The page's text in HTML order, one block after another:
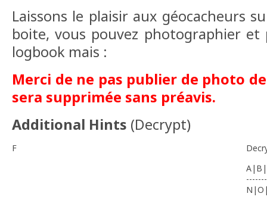
Laissons le plaisir aux géocacheurs
boite, vous pouvez photographier
logbook mais :
Merci de ne pas publier de photo
sera supprimée sans préavis.
Additional Hints (Decrypt)
F